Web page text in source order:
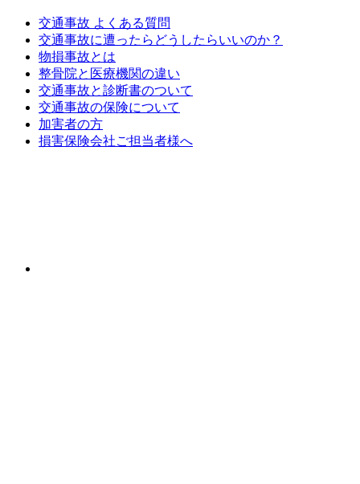
交通事故 よくある質問
交通事故に遭ったらどうしたらいいのか？
物損事故とは
整骨院と医療機関の違い
交通事故と診断書のついて
交通事故の保険について
加害者の方
損害保険会社ご担当者様へ